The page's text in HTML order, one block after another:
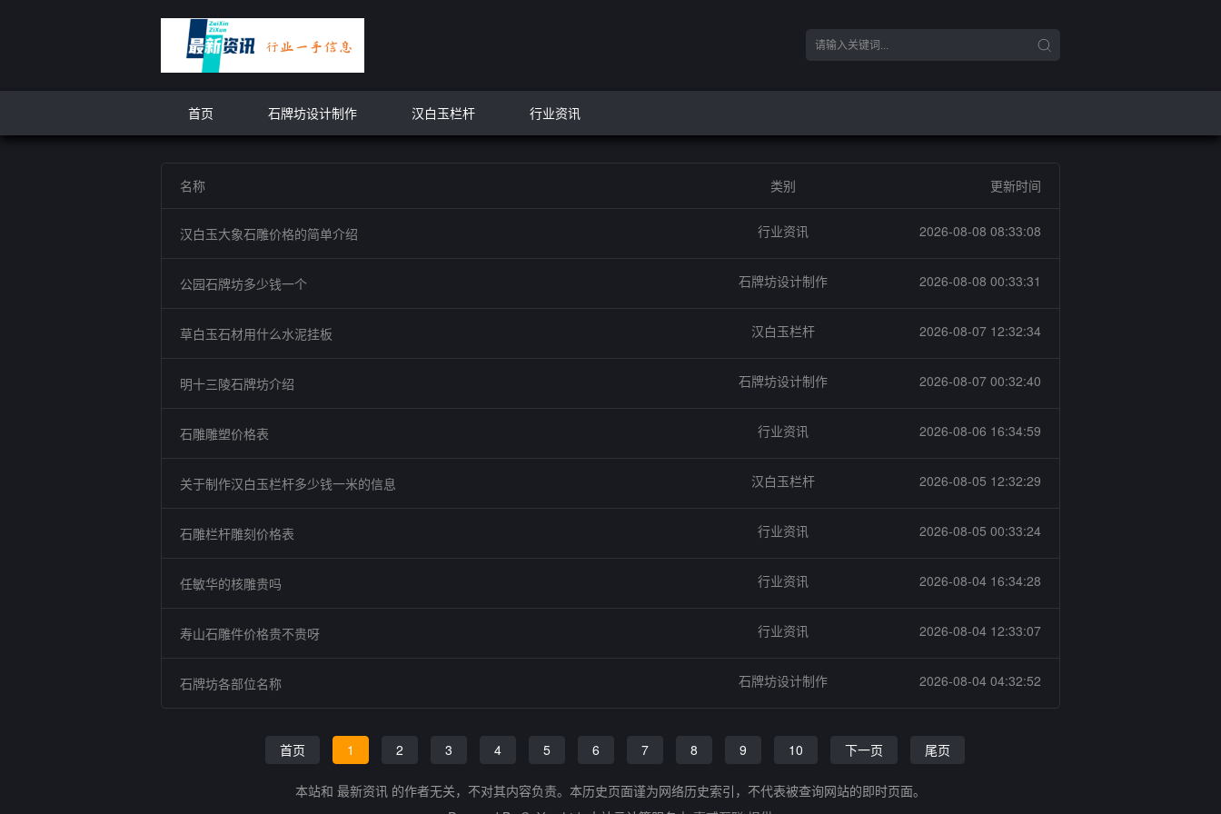
首页 石牌坊设计制作 汉白玉栏杆 行业资讯
名称 类别 更新时间
汉白玉大象石雕价格的简单介绍 行业资讯 2026-08-08 08:33:08
公园石牌坊多少钱一个 石牌坊设计制作 2026-08-08 00:33:31
草白玉石材用什么水泥挂板 汉白玉栏杆 2026-08-07 12:32:34
明十三陵石牌坊介绍 石牌坊设计制作 2026-08-07 00:32:40
石雕雕塑价格表 行业资讯 2026-08-06 16:34:59
关于制作汉白玉栏杆多少钱一米的信息 汉白玉栏杆 2026-08-05 12:32:29
石雕栏杆雕刻价格表 行业资讯 2026-08-05 00:33:24
任敏华的核雕贵吗 行业资讯 2026-08-04 16:34:28
寿山石雕件价格贵不贵呀 行业资讯 2026-08-04 12:33:07
石牌坊各部位名称 石牌坊设计制作 2026-08-04 04:32:52
首页 1 2 3 4 5 6 7 8 9 10 下一页 尾页
本站和 最新资讯 的作者无关，不对其内容负责。本历史页面谨为网络历史索引，不代表被查询网站的即时页面。